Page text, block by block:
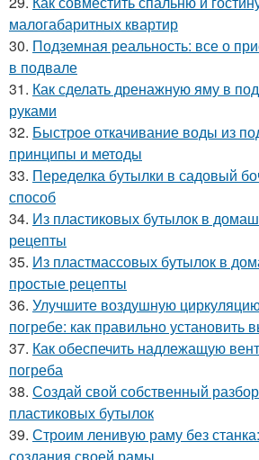
малогабаритных квартир
30. Подземная реальность: все о
в подвале
31. Как сделать дренажную яму в
руками
32. Быстрое откачивание воды из
принципы и методы
33. Переделка бутылки в садовый
способ
34. Из пластиковых бутылок в
рецепты
35. Из пластмассовых бутылок в
простые рецепты
36. Улучшите воздушную
погребе: как правильно установить
37. Как обеспечить надлежащую
погреба
38. Создай свой собственный
пластиковых бутылок
39. Строим ленивую раму без